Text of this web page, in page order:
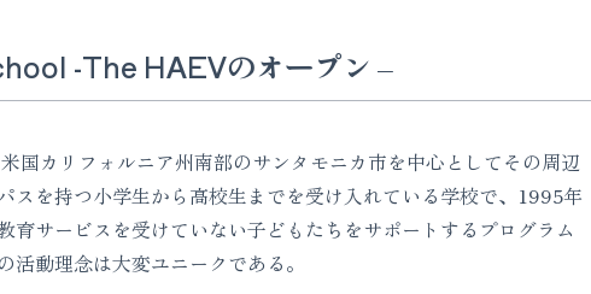
-The HAEVのオープン –
国カリフォルニア州南部のサンタモニカ市を中心としてその周辺
スを持つ小学生から高校生までを受け入れている学校で、1995年
育サービスを受けていない子どもたちをサポートするプログラム
活動理念は大変ユニークである。